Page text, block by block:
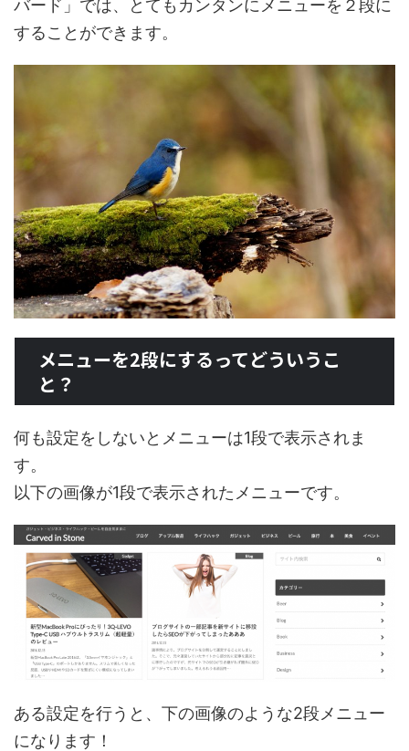
バード」では、とてもカンタンにメニューを２段に
することができます。
メニューを2段にするってどういうこ
と？
何も設定をしないとメニューは1段で表示されま
す。
以下の画像が1段で表示されたメニューです。
ある設定を行うと、下の画像のような2段メニュー
になります！